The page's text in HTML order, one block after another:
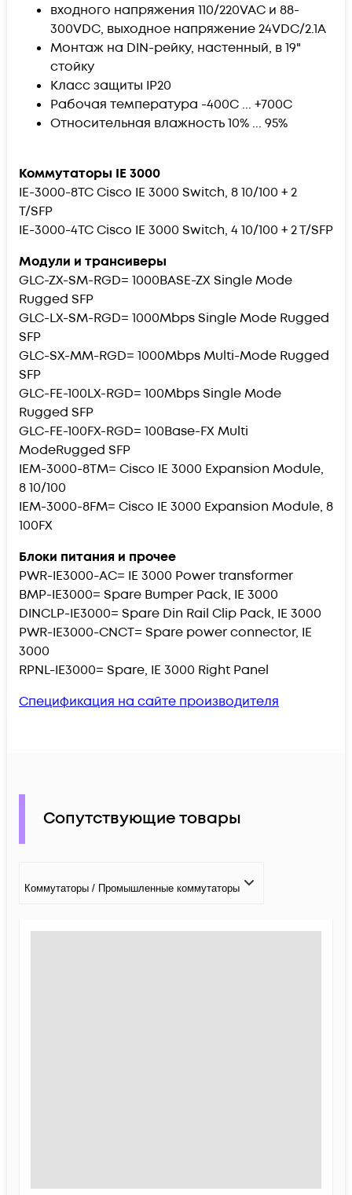
входного напряжения 110/220VAC и 88-
300VDC, выходное напряжение 24VDC/2.1A
Монтаж на DIN-рейку, настенный, в 19"
стойку
Класс защиты IP20
Рабочая температура -400C ... +700C
Относительная влажность 10% ... 95%
Коммутаторы IE 3000
IE-3000-8TC Cisco IE 3000 Switch, 8 10/100 + 2
T/SFP
IE-3000-4TC Cisco IE 3000 Switch, 4 10/100 + 2 T/SFP
Модули и трансиверы
GLC-ZX-SM-RGD= 1000BASE-ZX Single Mode
Rugged SFP
GLC-LX-SM-RGD= 1000Mbps Single Mode Rugged
SFP
GLC-SX-MM-RGD= 1000Mbps Multi-Mode Rugged
SFP
GLC-FE-100LX-RGD= 100Mbps Single Mode
Rugged SFP
GLC-FE-100FX-RGD= 100Base-FX Multi
ModeRugged SFP
IEM-3000-8TM= Cisco IE 3000 Expansion Module,
8 10/100
IEM-3000-8FM= Cisco IE 3000 Expansion Module, 8
100FX
Блоки питания и прочее
PWR-IE3000-AC= IE 3000 Power transformer
BMP-IE3000= Spare Bumper Pack, IE 3000
DINCLP-IE3000= Spare Din Rail Clip Pack, IE 3000
PWR-IE3000-CNCT= Spare power connector, IE
3000
RPNL-IE3000= Spare, IE 3000 Right Panel
Спецификация на сайте производителя
Сопутствующие товары
Коммутаторы / Промышленные коммутаторы